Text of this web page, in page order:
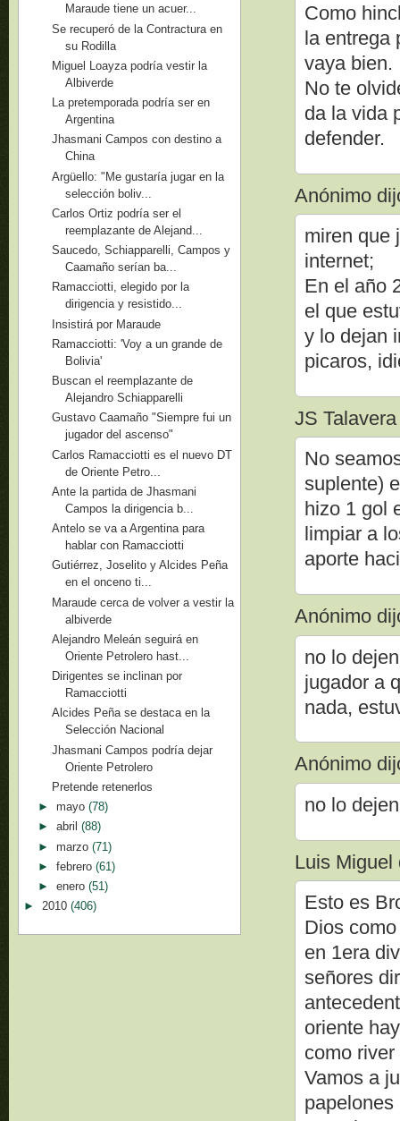
Como
la entrega
vaya bien.
No te
da la vida
defender.
Anónimo
miren que
internet;
En el año
el que
y lo dejan
picaros,
JS
No
suplente)
hizo 1 gol
limpiar a
aporte
Anónimo
no lo
jugador a
nada,
Anónimo
no lo
Luis Miguel
Esto es
Dios
en 1era
señores
oriente
como
Vamos a
Maraude tiene un acuer...
Se recuperó de la Contractura en
su Rodilla
Miguel Loayza podría vestir la
Albiverde
La pretemporada podría ser en
Argentina
Jhasmani Campos con destino a
China
Argüello: "Me gustaría jugar en la
selección boliv...
Carlos Ortiz podría ser el
reemplazante de Alejand...
Saucedo, Schiapparelli, Campos y
Caamaño serían ba...
Ramacciotti, elegido por la
dirigencia y resistido...
Insistirá por Maraude
Ramacciotti: 'Voy a un grande de
Bolivia'
Buscan el reemplazante de
Alejandro Schiapparelli
Gustavo Caamaño "Siempre fui un
jugador del ascenso"
Carlos Ramacciotti es el nuevo DT
de Oriente Petro...
Ante la partida de Jhasmani
Campos la dirigencia b...
Antelo se va a Argentina para
hablar con Ramacciotti
Gutiérrez, Joselito y Alcides Peña
en el onceno ti...
Maraude cerca de volver a vestir la
albiverde
Alejandro Meleán seguirá en
Oriente Petrolero hast...
Dirigentes se inclinan por
Ramacciotti
Alcides Peña se destaca en la
Selección Nacional
Jhasmani Campos podría dejar
Oriente Petrolero
Pretende retenerlos
► mayo (78)
► abril (88)
► marzo (71)
► febrero (61)
► enero (51)
► 2010 (406)